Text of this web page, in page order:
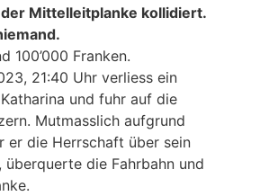
Mittelleitplanke kollidiert.
100’000 Franken.
21:40 Uhr verliess ein
und fuhr auf die
Mutmasslich aufgrund
er die Herrschaft über sein
überquerte die Fahrbahn und